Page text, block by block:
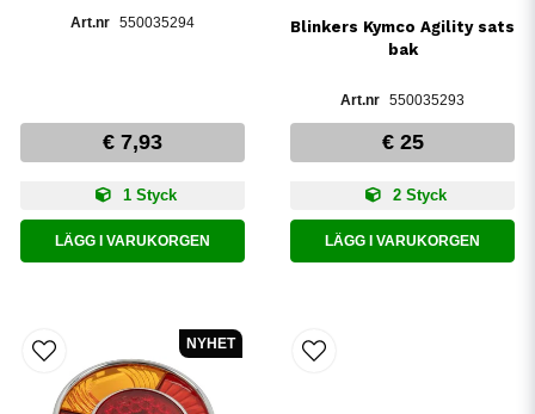
550035294
€ 7,93
1 Styck
LÄGG I VARUKORGEN
Blinkers Kymco Agility sats
bak
550035293
€ 25
2 Styck
LÄGG I VARUKORGEN
NYHET